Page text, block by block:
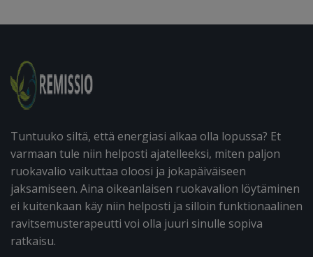
Tuntuuko siltä, että energiasi alkaa olla lopussa? Et
varmaan tule niin helposti ajatelleeksi, miten paljon
ruokavalio vaikuttaa oloosi ja jokapäiväiseen
jaksamiseen. Aina oikeanlaisen ruokavalion löytäminen
ei kuitenkaan käy niin helposti ja silloin funktionaalinen
ravitsemusterapeutti voi olla juuri sinulle sopiva
ratkaisu.